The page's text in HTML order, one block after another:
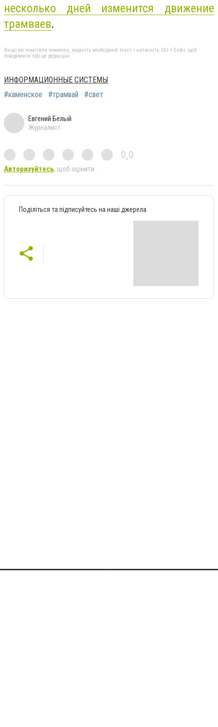
несколько дней изменится движение
трамваев.
Якщо ви помітили помилку, виділіть необхідний текст і натисніть Ctrl + Enter, щоб
повідомити про це редакцію
ИНФОРМАЦИОННЫЕ СИСТЕМЫ
#каменское
#трамвай #свет
Евгений Белый
Журналист
0,0
Авторизуйтесь, щоб оцінити
Поділіться та підписуйтесь на наші джерела